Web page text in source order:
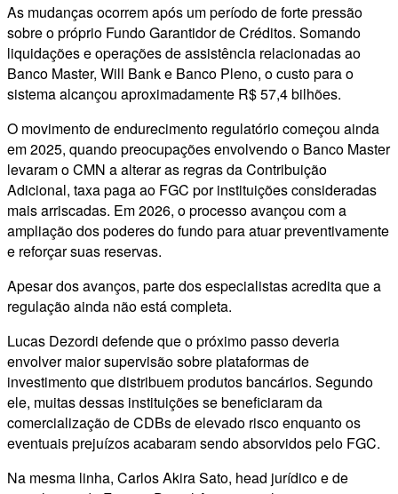
As mudanças ocorrem após um período de forte pressão
sobre o próprio Fundo Garantidor de Créditos. Somando
liquidações e operações de assistência relacionadas ao
Banco Master, Will Bank e Banco Pleno, o custo para o
sistema alcançou aproximadamente R$ 57,4 bilhões.
O movimento de endurecimento regulatório começou ainda
em 2025, quando preocupações envolvendo o Banco Master
levaram o CMN a alterar as regras da Contribuição
Adicional, taxa paga ao FGC por instituições consideradas
mais arriscadas. Em 2026, o processo avançou com a
ampliação dos poderes do fundo para atuar preventivamente
e reforçar suas reservas.
Apesar dos avanços, parte dos especialistas acredita que a
regulação ainda não está completa.
Lucas Dezordi defende que o próximo passo deveria
envolver maior supervisão sobre plataformas de
investimento que distribuem produtos bancários. Segundo
ele, muitas dessas instituições se beneficiaram da
comercialização de CDBs de elevado risco enquanto os
eventuais prejuízos acabaram sendo absorvidos pelo FGC.
Na mesma linha, Carlos Akira Sato, head jurídico e de